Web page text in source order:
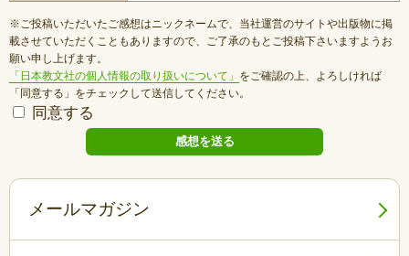
※ご投稿いただいたご感想はニックネームで、当社運営のサイトや出版物に掲
載させていただくこともありますので、ご了承のもとご投稿下さいますようお
願い申し上げます。
「日本教文社の個人情報の取り扱いについて」 をご確認の上、よろしければ
「同意する」をチェックして送信してください。
同意する
メールマガジン